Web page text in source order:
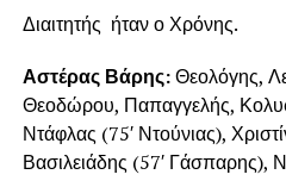
Διαιτητής ήταν ο Χρόνης.
Αστέρας Βάρης:Θεολόγης,
Θεοδώρου, Παπαγγελής,
Ντάφλας (75′ Ντούνιας),
Βασιλειάδης (57′ Γάσπαρης),